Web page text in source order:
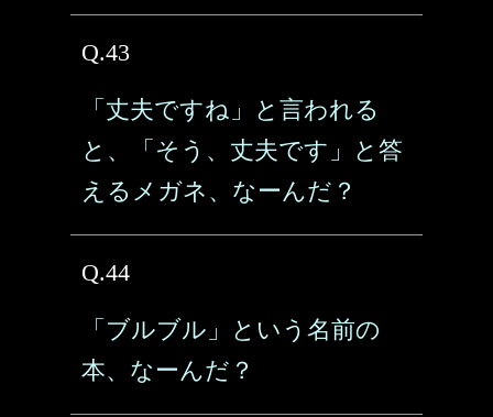
Q.43
「丈夫ですね」と言われる
と、「そう、丈夫です」と答
えるメガネ、なーんだ？
Q.44
「ブルブル」という名前の
本、なーんだ？